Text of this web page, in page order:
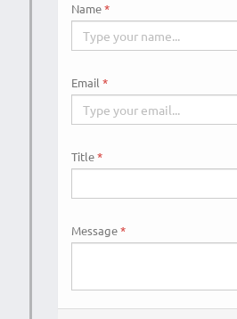
Name
Email
Title
Message